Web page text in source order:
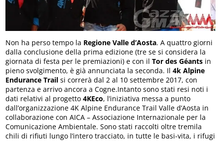
Non ha perso tempo la Regione Valle d’Aosta. A quattro giorni
dalla conclusione della prima edizione (tre se si considera la
giornata di festa per le premiazioni) e con ilTor des Géants in
pieno svolgimento, è già annunciata la seconda. Il4k Alpine
Endurance Trail si correrà dal 2 al 10 settembre 2017, con
partenza e arrivo ancora a Cogne.Intanto sono stati resi noti i
dati relativi al progetto4KEco, l’iniziativa messa a punto
dall’organizzazione 4K Alpine Endurance Trail Valle d’Aosta in
collaborazione con AICA – Associazione Internazionale per la
Comunicazione Ambientale. Sono stati raccolti oltre tremila
chili di rifiuti lungo l’intero tracciato, in tutte le basi-vita, i rifugi